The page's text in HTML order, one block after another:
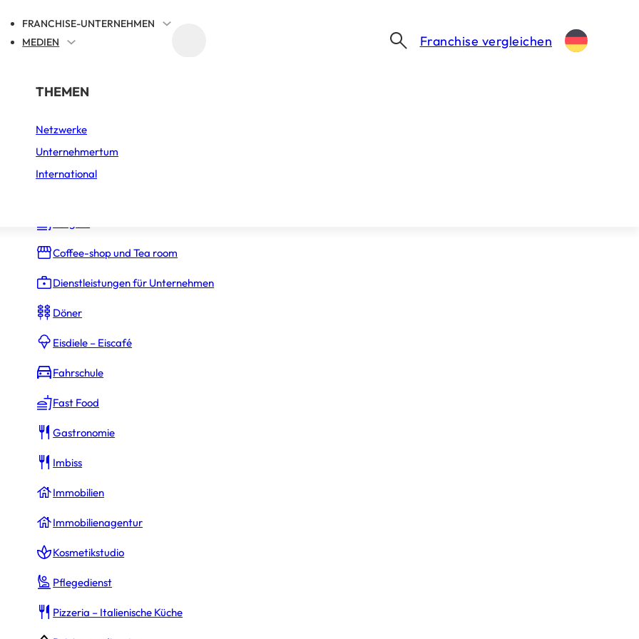
FRANCHISE-UNTERNEHMEN
NACH BRANCHE
Auto, Motorrad und Fahrrad
Coffee-shop und Tea room
Dienstleistungen für Unternehmen
Döner
Eisdiele – Eiscafé
Fahrschule
Fast Food
Gastronomie
Imbiss
Immobilien
Immobilienagentur
Kosmetikstudio
Pflegedienst
Pizzeria – Italienische Küche
MEDIEN
THEMEN
Netzwerke
Unternehmertum
International
Franchise vergleichen
& FRIENDS
Kredite zu erhalten.